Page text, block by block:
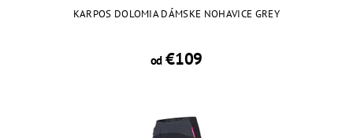
KARPOS DOLOMIA DÁMSKE NOHAVICE GREY
od€109